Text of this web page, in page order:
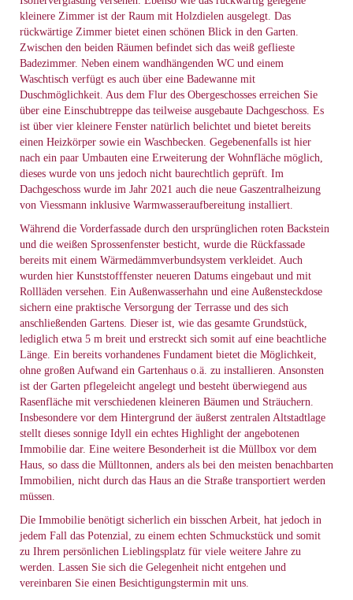
kleinere Zimmer ist der Raum mit Holzdielen ausgelegt. Das
rückwärtige Zimmer bietet einen schönen Blick in den Garten.
Zwischen den beiden Räumen befindet sich das weiß geflieste
Badezimmer. Neben einem wandhängenden WC und einem
Waschtisch verfügt es auch über eine Badewanne mit
Duschmöglichkeit. Aus dem Flur des Obergeschosses erreichen Sie
über eine Einschubtreppe das teilweise ausgebaute Dachgeschoss. Es
ist über vier kleinere Fenster natürlich belichtet und bietet bereits
einen Heizkörper sowie ein Waschbecken. Gegebenenfalls ist hier
nach ein paar Umbauten eine Erweiterung der Wohnfläche möglich,
dieses wurde von uns jedoch nicht baurechtlich geprüft. Im
Dachgeschoss wurde im Jahr 2021 auch die neue Gaszentralheizung
von Viessmann inklusive Warmwasseraufbereitung installiert.
Während die Vorderfassade durch den ursprünglichen roten Backstein
und die weißen Sprossenfenster besticht, wurde die Rückfassade
bereits mit einem Wärmedämmverbundsystem verkleidet. Auch
wurden hier Kunststofffenster neueren Datums eingebaut und mit
Rollläden versehen. Ein Außenwasserhahn und eine Außensteckdose
sichern eine praktische Versorgung der Terrasse und des sich
anschließenden Gartens. Dieser ist, wie das gesamte Grundstück,
lediglich etwa 5 m breit und erstreckt sich somit auf eine beachtliche
Länge. Ein bereits vorhandenes Fundament bietet die Möglichkeit,
ohne großen Aufwand ein Gartenhaus o.ä. zu installieren. Ansonsten
ist der Garten pflegeleicht angelegt und besteht überwiegend aus
Rasenfläche mit verschiedenen kleineren Bäumen und Sträuchern.
Insbesondere vor dem Hintergrund der äußerst zentralen Altstadtlage
stellt dieses sonnige Idyll ein echtes Highlight der angebotenen
Immobilie dar. Eine weitere Besonderheit ist die Müllbox vor dem
Haus, so dass die Mülltonnen, anders als bei den meisten benachbarten
Immobilien, nicht durch das Haus an die Straße transportiert werden
müssen.
Die Immobilie benötigt sicherlich ein bisschen Arbeit, hat jedoch in
jedem Fall das Potenzial, zu einem echten Schmuckstück und somit
zu Ihrem persönlichen Lieblingsplatz für viele weitere Jahre zu
werden. Lassen Sie sich die Gelegenheit nicht entgehen und
vereinbaren Sie einen Besichtigungstermin mit uns.